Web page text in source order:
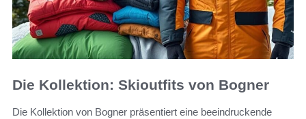
Die Kollektion: Skioutfits von Bogner
Die Kollektion von Bogner präsentiert eine beeindruckende